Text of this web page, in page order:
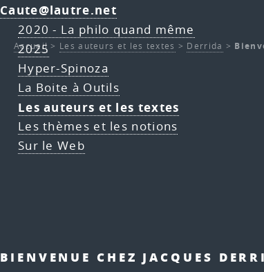
Caute@lautre.net
2020 - La philo quand même
2025
Hyper-Spinoza
La Boite à Outils
Les auteurs et les textes
Les thèmes et les notions
Sur le Web
Accueil > Les auteurs et les textes > Derrida >
BIENVENUE CHEZ JACQUES